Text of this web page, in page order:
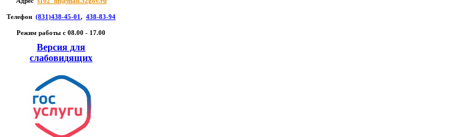
Телефон (831)438-45-01 , 438-83-94
Режим работы c 08.00 - 17.00
Версия для
слабовидящих